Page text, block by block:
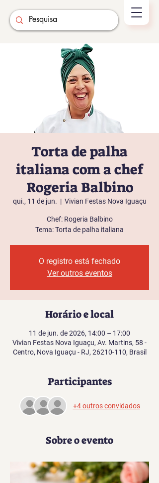
Torta de palha
italiana com a chef
Rogeria Balbino
qui., 11 de jun.
  |
Vivian Festas Nova Iguaçu
Chef: Rogeria Balbino
Tema: Torta de palha italiana
O registro está fechado
Ver outros eventos
Horário e local
11 de jun. de 2026, 14:00 – 17:00
Vivian Festas Nova Iguaçu, Av. Martins, 58 -
Centro, Nova Iguaçu - RJ, 26210-110, Brasil
Participantes
+4 outros convidados
Sobre o evento